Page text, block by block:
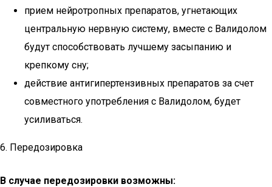
прием нейротропных препаратов, угнетающих
центральную нервную систему, вместе с Валидолом
будут способствовать лучшему засыпанию и
крепкому сну;
действие антигипертензивных препаратов за счет
совместного употребления с Валидолом, будет
усиливаться.
6. Передозировка
В случае передозировки возможны: